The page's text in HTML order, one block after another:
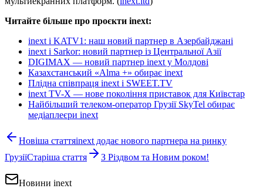
Читайте більше про проєкти inext:
inext і KATV1: наш новий партнер в Азербайджані
inext і Sarkor: новий партнер із Центральної Азії
DIGIMAX — новий партнер inext у Молдові
Казахстанський «Alma +» обирає inext
Плідна співпраця inext і SWEET.TV
inext TV-X — нове покоління приставок для Київстар
Найбільший телеком-оператор Грузії SkyTel обирає
медіаплеєри inext
Новіша статтяinext додає нового партнера на ринку
ГрузіїСтаріша стаття З Різдвом та Новим роком!
Новини inext